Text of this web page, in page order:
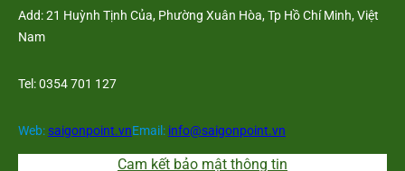
Add: 21 Huỳnh Tịnh Của, Phường Xuân Hòa, Tp Hồ Chí Minh, Việt
Nam
Tel: 0354 701 127
Web:saigonpoint.vnEmail: info@saigonpoint.vn
Cam kết bảo mật thông tin